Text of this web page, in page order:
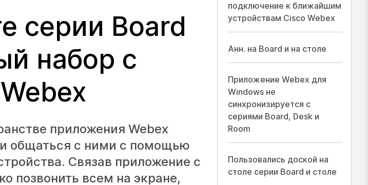
серии Board
набор с
приложения Webex
общаться с ними с помощью
Связав приложение с
позвонить всем на экране,
подключение к ближайшим
устройствам Cisco Webex
Анн. на Board и на столе
Приложение Webex для
Windows не
синхронизируется с
сериями Board, Desk и
Room
Пользовались доской на
столе серии Board и столе